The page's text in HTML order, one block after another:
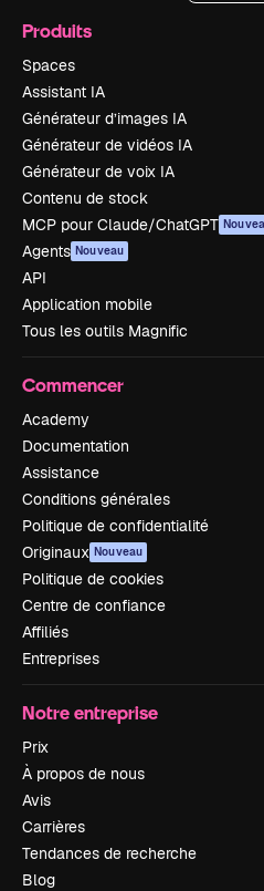
Produits
Spaces
Assistant IA
Générateur d’images IA
Générateur de vidéos IA
Générateur de voix IA
Contenu de stock
MCP pour Claude/ChatGPT
Agents Nouveau
API
Application mobile
Tous les outils Magnific
Commencer
Academy
Documentation
Assistance
Conditions générales
Politique de confidentialité
Originaux Nouveau
Politique de cookies
Centre de confiance
Affiliés
Entreprises
Notre entreprise
Prix
À propos de nous
Avis
Carrières
Tendances de recherche
Blog